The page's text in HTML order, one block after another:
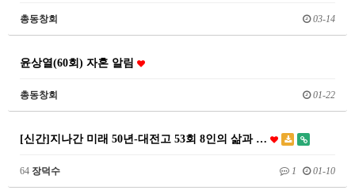
총동창회 03-14
윤상열(60회) 자혼 알림
총동창회 01-22
[신간]지나간 미래 50년-대전고 53회 8인의 삶과 …
64 장덕수 1 01-10